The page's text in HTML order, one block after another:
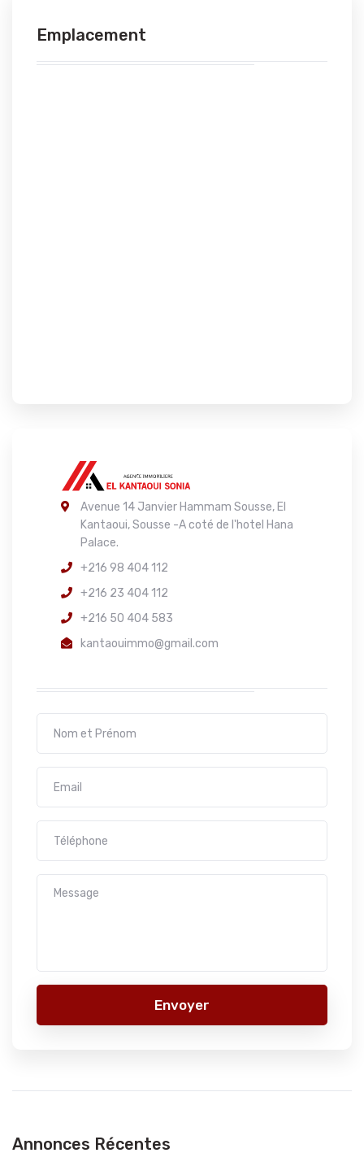
Emplacement
Avenue 14 Janvier Hammam Sousse, El
Kantaoui, Sousse -A coté de l'hotel Hana
Palace.
+216 98 404 112
+216 23 404 112
+216 50 404 583
kantaouimmo@gmail.com
Envoyer
Annonces Récentes